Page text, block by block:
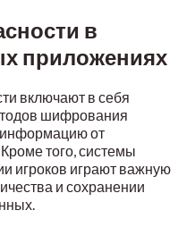
в
приложениях
включают в себя
шифрования
информацию от
того, системы
игроков играют важную
и сохранении